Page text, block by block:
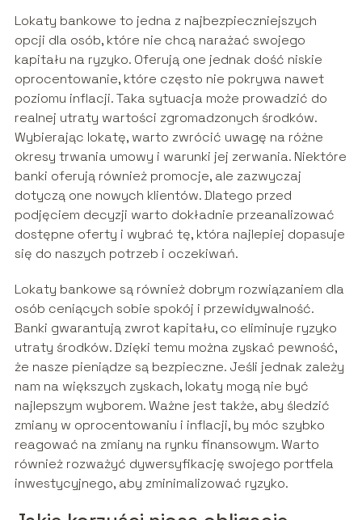
Lokaty bankowe to jedna z najbezpieczniejszych
opcji dla osób, które nie chcą narażać swojego
kapitału na ryzyko. Oferują one jednak dość niskie
oprocentowanie, które często nie pokrywa nawet
poziomu inflacji. Taka sytuacja może prowadzić do
realnej utraty wartości zgromadzonych środków.
Wybierając lokatę, warto zwrócić uwagę na różne
okresy trwania umowy i warunki jej zerwania. Niektóre
banki oferują również promocje, ale zazwyczaj
dotyczą one nowych klientów. Dlatego przed
podjęciem decyzji warto dokładnie przeanalizować
dostępne oferty i wybrać tę, która najlepiej dopasuje
się do naszych potrzeb i oczekiwań.
Lokaty bankowe są również dobrym rozwiązaniem dla
osób ceniących sobie spokój i przewidywalność.
Banki gwarantują zwrot kapitału, co eliminuje ryzyko
utraty środków. Dzięki temu można zyskać pewność,
że nasze pieniądze są bezpieczne. Jeśli jednak zależy
nam na większych zyskach, lokaty mogą nie być
najlepszym wyborem. Ważne jest także, aby śledzić
zmiany w oprocentowaniu i inflacji, by móc szybko
reagować na zmiany na rynku finansowym. Warto
również rozważyć dywersyfikację swojego portfela
inwestycyjnego, aby zminimalizować ryzyko.